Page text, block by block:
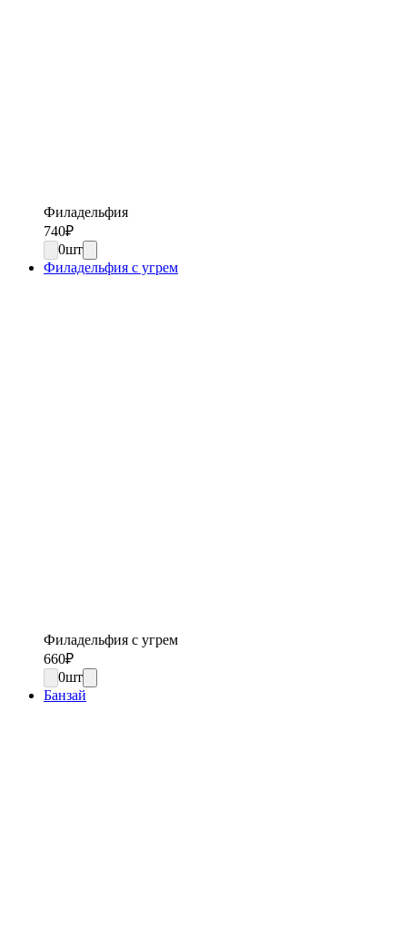
Филадельфия
740₽
0шт
Филадельфия с угрем
Филадельфия с угрем
660₽
0шт
Банзай